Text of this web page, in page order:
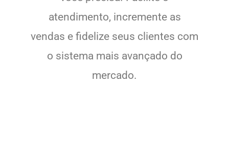
atendimento, incremente as
vendas e fidelize seus clientes com
o sistema mais avançado do
mercado.